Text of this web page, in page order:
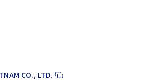
CO., LTD.